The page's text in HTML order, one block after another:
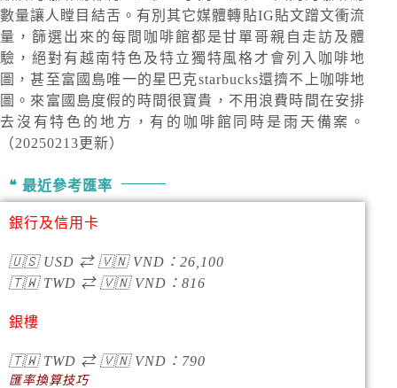
數量讓人瞠目結舌。有別其它媒體轉貼IG貼文蹭文衝流
量，篩選出來的每間咖啡館都是甘單哥親自走訪及體
驗，絕對有越南特色及特立獨特風格才會列入咖啡地
圖，甚至富國島唯一的星巴克starbucks還擠不上咖啡地
圖。來富國島度假的時間很寶貴，不用浪費時間在安排
去沒有特色的地方，有的咖啡館同時是雨天備案。
（20250213更新）
最近參考匯率
銀行及信用卡
🇺🇸USD ⇄ 🇻🇳VND ： 26,100
🇹🇼TWD ⇄ 🇻🇳VND ： 816
銀樓
🇹🇼TWD ⇄ 🇻🇳VND ：790
匯率換算技巧